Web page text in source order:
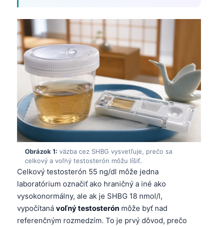
Obrázok 1: väzba cez SHBG vysvetľuje, prečo sa
celkový a voľný testosterón môžu líšiť.
Celkový testosterón 55 ng/dl môže jedna
laboratórium označiť ako hraničný a iné ako
vysokonormálny, ale ak je SHBG 18 nmol/l,
vypočítaná voľný testosterón môže byť nad
referenčným rozmedzím. To je prvý dôvod, prečo